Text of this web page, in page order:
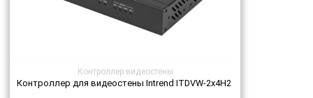
Контроллер видеостены
Контроллер для видеостены Intrend ITDVW-2x4H2